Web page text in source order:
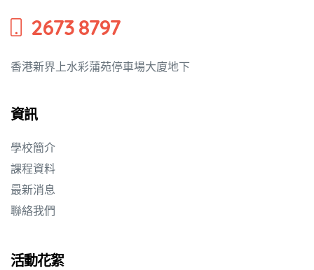
2673 8797
香港新界上水彩蒲苑停車場大廈地下
資訊
學校簡介
課程資料
最新消息
聯絡我們
活動花絮
語」